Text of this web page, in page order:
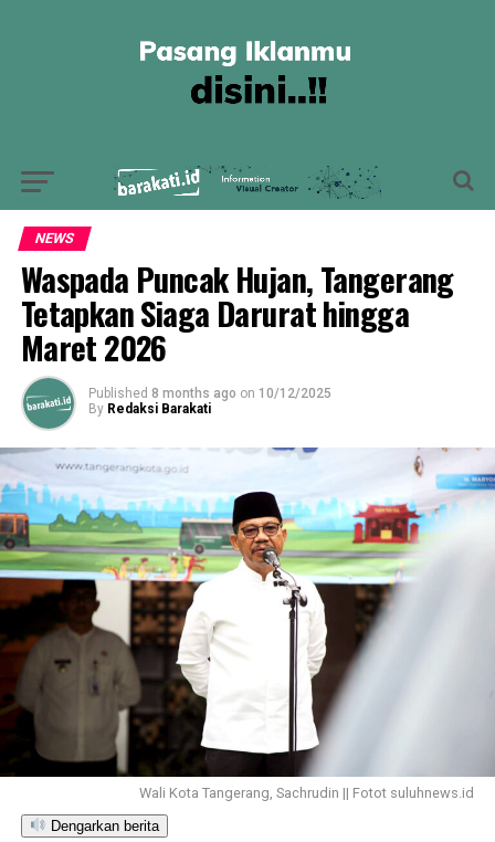
NEWS
Waspada Puncak Hujan, Tangerang
Tetapkan Siaga Darurat hingga
Maret 2026
Published 8 months ago on 10/12/2025
By Redaksi Barakati
Wali Kota Tangerang, Sachrudin || Fotot suluhnews.id
Dengarkan berita